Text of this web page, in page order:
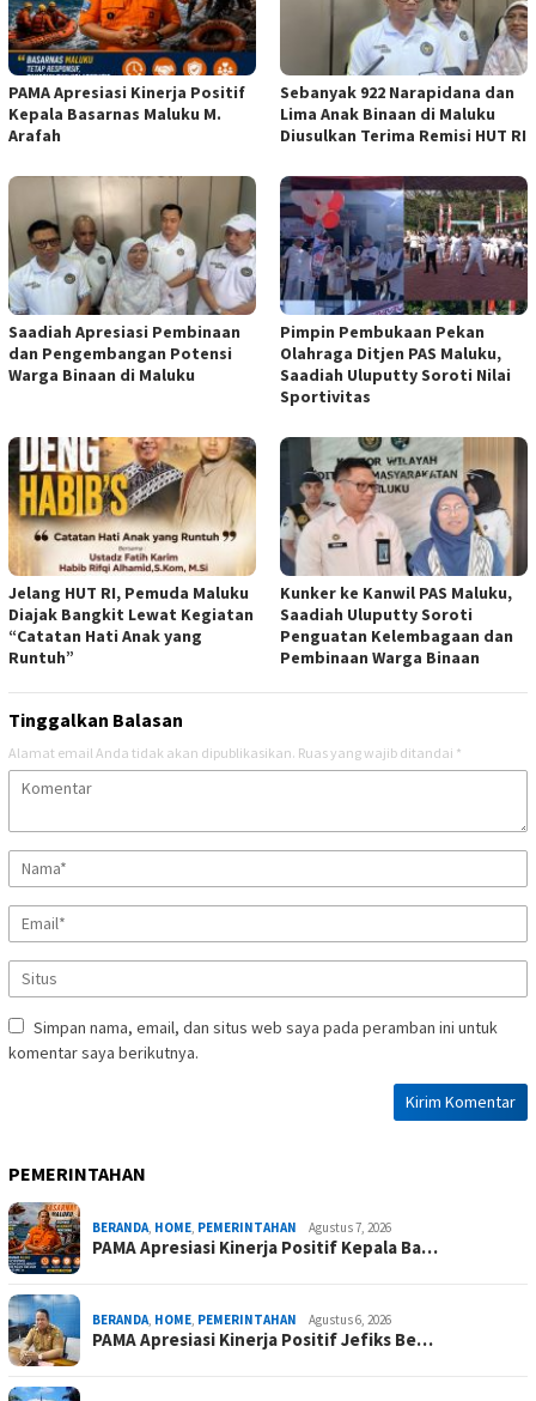
PAMA Apresiasi Kinerja Positif
Kepala Basarnas Maluku M.
Arafah
Sebanyak 922 Narapidana dan
Lima Anak Binaan di Maluku
Diusulkan Terima Remisi HUT RI
Saadiah Apresiasi Pembinaan
dan Pengembangan Potensi
Warga Binaan di Maluku
Pimpin Pembukaan Pekan
Olahraga Ditjen PAS Maluku,
Saadiah Uluputty Soroti Nilai
Sportivitas
Jelang HUT RI, Pemuda Maluku
Diajak Bangkit Lewat Kegiatan
“Catatan Hati Anak yang
Runtuh”
Kunker ke Kanwil PAS Maluku,
Saadiah Uluputty Soroti
Penguatan Kelembagaan dan
Pembinaan Warga Binaan
Tinggalkan Balasan
Alamat email Anda tidak akan dipublikasikan. Ruas yang wajib ditandai *
Simpan nama, email, dan situs web saya pada peramban ini untuk
komentar saya berikutnya.
PEMERINTAHAN
BERANDA, HOME, PEMERINTAHAN Agustus 7, 2026
PAMA Apresiasi Kinerja Positif Kepala Ba…
BERANDA, HOME, PEMERINTAHAN Agustus 6, 2026
PAMA Apresiasi Kinerja Positif Jefiks Be…